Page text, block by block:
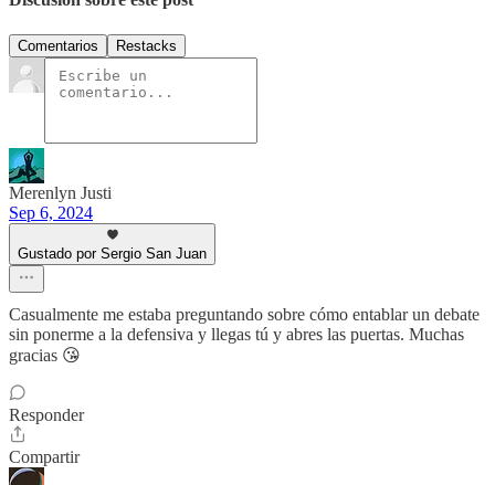
Comentarios Restacks
Merenlyn Justi
Sep 6, 2024
Gustado por Sergio San Juan
Casualmente me estaba preguntando sobre cómo entablar un debate
sin ponerme a la defensiva y llegas tú y abres las puertas. Muchas
gracias 😘
Responder
Compartir